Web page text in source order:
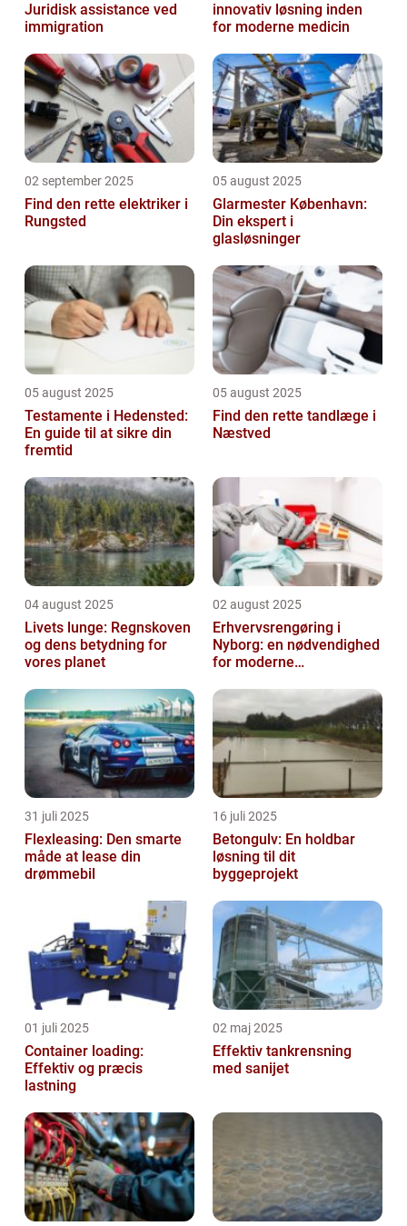
Juridisk assistance ved
immigration
innovativ løsning inden
for moderne medicin
02 september 2025
Find den rette elektriker i
Rungsted
05 august 2025
Glarmester København:
Din ekspert i
glasløsninger
05 august 2025
Testamente i Hedensted:
En guide til at sikre din
fremtid
05 august 2025
Find den rette tandlæge i
Næstved
04 august 2025
Livets lunge: Regnskoven
og dens betydning for
vores planet
02 august 2025
Erhvervsrengøring i
Nyborg: en nødvendighed
for moderne
31 juli 2025
Flexleasing: Den smarte
måde at lease din
drømmebil
16 juli 2025
Betongulv: En holdbar
løsning til dit
byggeprojekt
01 juli 2025
Container loading:
Effektiv og præcis
lastning
02 maj 2025
Effektiv tankrensning
med sanijet